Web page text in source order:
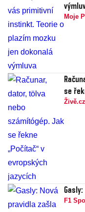
Moje
se
Živě.cz
F1